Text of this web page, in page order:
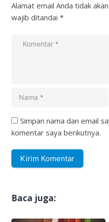
Alamat email Anda tidak
wajib ditandai *
Simpan nama dan email
komentar saya berikutnya.
Baca juga: